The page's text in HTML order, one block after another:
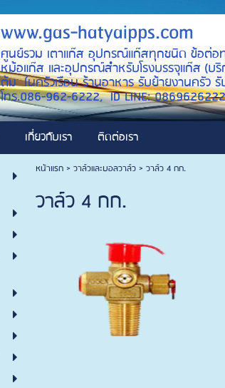
www.gas-hatyaipps.com
ศูนย์รวม เตาแก๊ส อุปกรณ์แก๊สทุกชนิด ข้อต่อ
หม้อแก๊ส และอุปกรณ์สำหรับโรงบรรจุแก๊ส (
ต้ม ในครัวเรือน ร้านอาหาร รับย้ายงานครัว
โทร.086-962-6222, ID LINE:
เกี่ยวกับเรา ติดต่อเรา
หน้าแรก> วาล์วและบอลวาล์ว> วาล์ว 4 กก.
วาล์ว 4 กก.